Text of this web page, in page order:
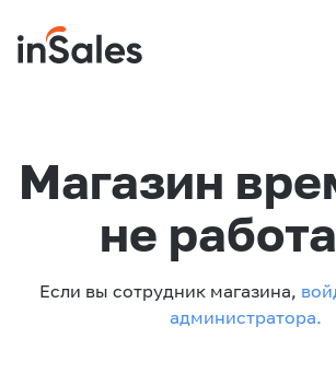
Магазин
не
Если вы сотрудник магазина,
администратора.